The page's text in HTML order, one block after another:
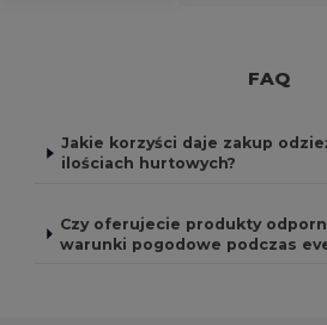
FAQ
Jakie korzyści daje zakup
ilościach hurtowych?
Czy oferujecie produkty
warunki pogodowe podczas